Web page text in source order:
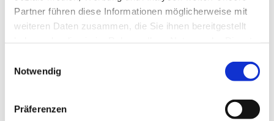
Partner führen diese Informationen möglicherweise mit
weiteren Daten zusammen, die Sie ihnen bereitgestellt
Notwendig
Präferenzen
Oldsmobile Opel
Pontiac